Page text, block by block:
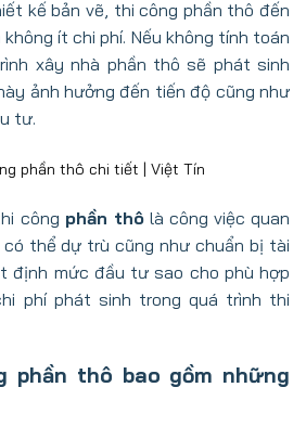
kế bản vẽ, thi công phần thô đến
ít chi phí. Nếu không tính toán
xây nhà phần thô sẽ phát sinh
ảnh hưởng đến tiến độ cũng như
tư.
công phần thôlà công việc quan
thể dự trù cũng như chuẩn bị tài
định mức đầu tư sao cho phù hợp
phí phát sinh trong quá trình thi
phần thô bao gồm những